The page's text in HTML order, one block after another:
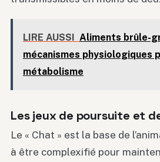
LIRE AUSSI Aliments brûle-
mécanismes physiologiques
métabolisme
Les jeux de poursuite et
Le « Chat » est la base de
à être complexifié pour